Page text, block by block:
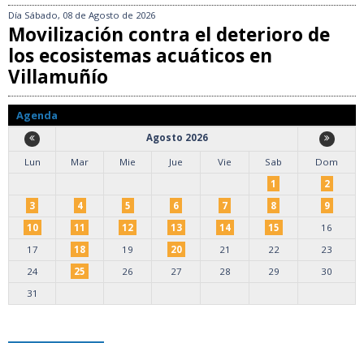
Día Sábado, 08 de Agosto de 2026
Movilización contra el deterioro de
los ecosistemas acuáticos en
Villamuñío
Agenda
Agosto 2026
Lun
Mar Mie Jue Vie Sab
Dom
1
2
3
4 5 6 7 8
9
10
11 12 13 14 15
16
17
18 19 20 21 22
23
24
25 26 27 28 29
30
31